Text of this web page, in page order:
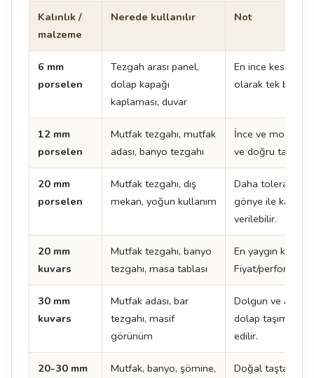
Kalınlık /
malzeme
Nerede kullanılır Not
6 mm
porselen
Tezgah arası panel,
dolap kapağı
kaplaması, duvar
En ince kesit.
olarak tek
12 mm
porselen
Mutfak tezgahı, mutfak
adası, banyo tezgahı
İnce ve modern
ve doğru taşıma
20 mm
porselen
Mutfak tezgahı, dış
mekan, yoğun kullanım
Daha toleranslı
gönye ile kalın
verilebilir.
20 mm
kuvars
Mutfak tezgahı, banyo
tezgahı, masa tablası
En yaygın kuvars
Fiyat/
30 mm
kuvars
Mutfak adası, bar
tezgahı, masif
görünüm
Dolgun ve ağır
dolap taşıma
edilir.
20-30 mm
Mutfak, banyo, şömine,
Doğal taşta